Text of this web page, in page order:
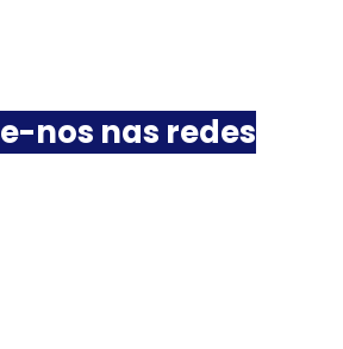
nos nas redes